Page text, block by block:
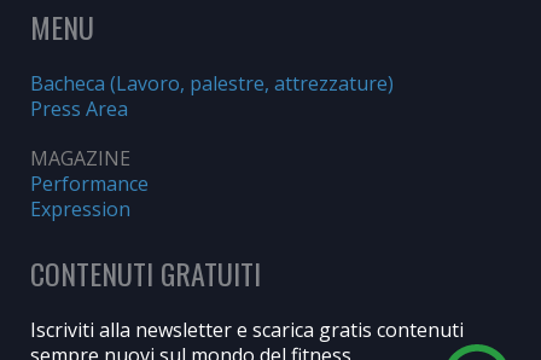
MENU
Bacheca (Lavoro, palestre, attrezzature)
Press Area
MAGAZINE
Performance
Expression
CONTENUTI GRATUITI
Iscriviti alla newsletter e scarica gratis contenuti